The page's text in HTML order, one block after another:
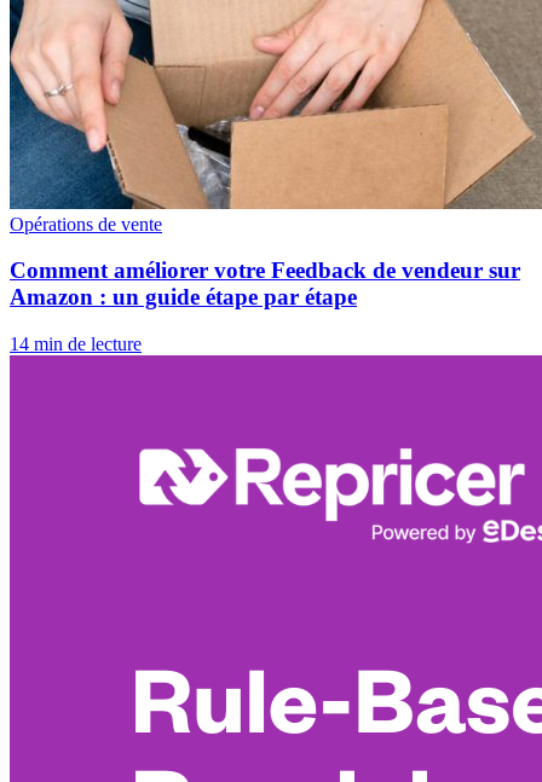
Opérations de vente
Comment améliorer votre Feedback de vendeur sur
Amazon : un guide étape par étape
14 min de lecture